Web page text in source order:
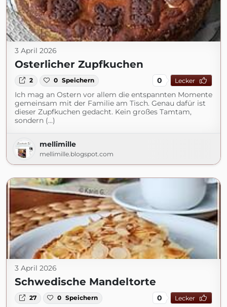
3 April 2026
Osterlicher Zupfkuchen
2 0 Speichern 0 Lecker
Ich mag an Ostern vor allem die entspannten Momente
gemeinsam mit der Familie am Tisch. Genau dafür ist
dieser Zupfkuchen gedacht. Kein großes Tamtam,
sondern (...)
mellimille
mellimille.blogspot.com
3 April 2026
Schwedische Mandeltorte
27 0 Speichern 0 Lecker